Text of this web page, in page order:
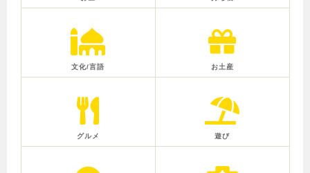
文化/言語 お土産
グルメ 遊び